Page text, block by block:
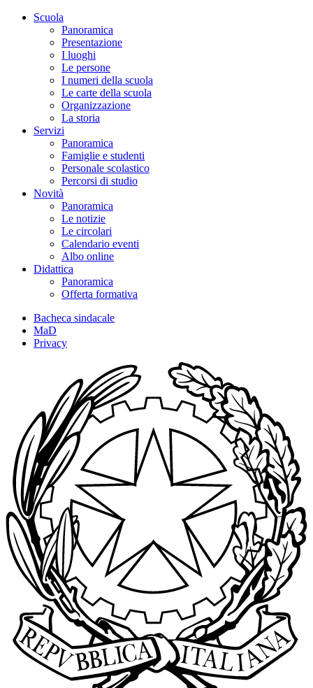
Scuola
Panoramica
Presentazione
I luoghi
Le persone
I numeri della scuola
Le carte della scuola
Organizzazione
La storia
Servizi
Panoramica
Famiglie e studenti
Personale scolastico
Percorsi di studio
Novità
Panoramica
Le notizie
Le circolari
Calendario eventi
Albo online
Didattica
Panoramica
Offerta formativa
Bacheca sindacale
MaD
Privacy